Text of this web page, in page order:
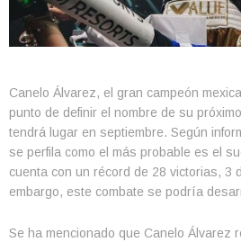
Canelo Álvarez, el gran campeón
punto de definir el nombre de su
tendrá lugar en septiembre. Según
se perfila como el más probable es el
cuenta con un récord de 28 victorias, 3
embargo, este combate se podría
Se ha mencionado que Canelo Álvarez